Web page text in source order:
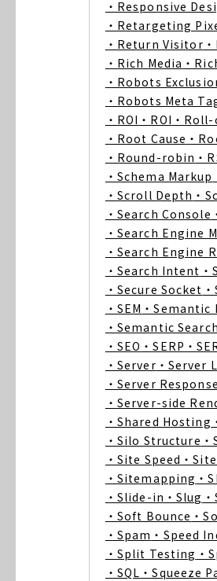
・Responsive
・Retargeting
・Return Visitor
・Rich Media ・
・Robots
・Robots Meta
・ROI ・ROI ・
・Root Cause ・
・Round-robin ・
・Schema Markup
・Scroll Depth ・
・Search Console
・Search Engine
・Search Engine
・Search Intent
・Secure Socket
・SEM ・Semantic
・Semantic Search
・SEO ・SERP ・
・Server ・Server
・Server
・Server-side
・Shared Hosting
・Silo Structure
・Site Speed ・
・Sitemapping ・
・Slide-in ・Slug
・Soft Bounce ・
・Spam ・Speed
・Split Testing ・
・SQL ・Squeeze